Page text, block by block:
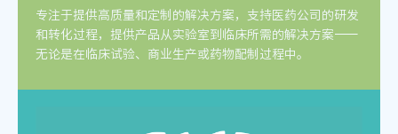
专注于提供高质量和定制的解决方案，支持医药公司的研发
和转化过程，提供产品从实验室到临床所需的解决方案——
无论是在临床试验、商业生产或药物配制过程中。